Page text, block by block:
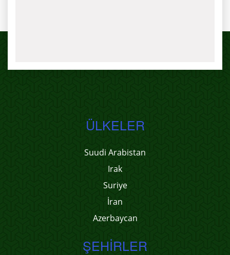
ÜLKELER
Suudi Arabistan
Irak
Suriye
İran
Azerbaycan
ŞEHIRLER